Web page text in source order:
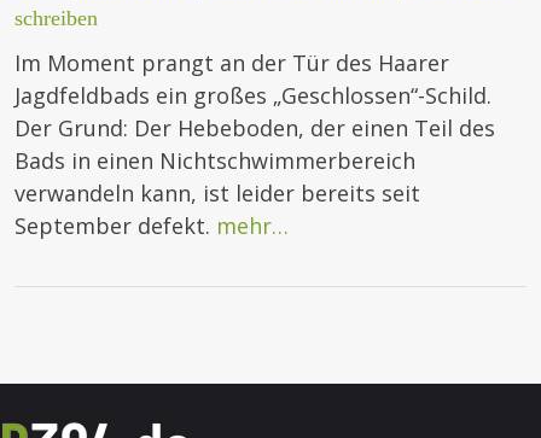
schreiben
Im Moment prangt an der Tür des Haarer
Jagdfeldbads ein großes „Geschlossen“-Schild.
Der Grund: Der Hebeboden, der einen Teil des
Bads in einen Nichtschwimmerbereich
verwandeln kann, ist leider bereits seit
September defekt. mehr…